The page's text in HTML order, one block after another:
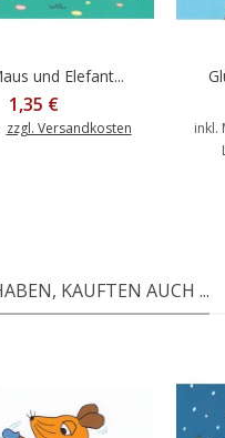
und Elefant...
1,35 €
zzgl. Versandkosten inkl.
KAUFTEN AUCH ...